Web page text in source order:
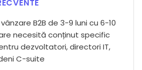
B2B de 3-9 luni cu 6-10
necesită conținut specific
dezvoltatori, directori IT,
C-suite